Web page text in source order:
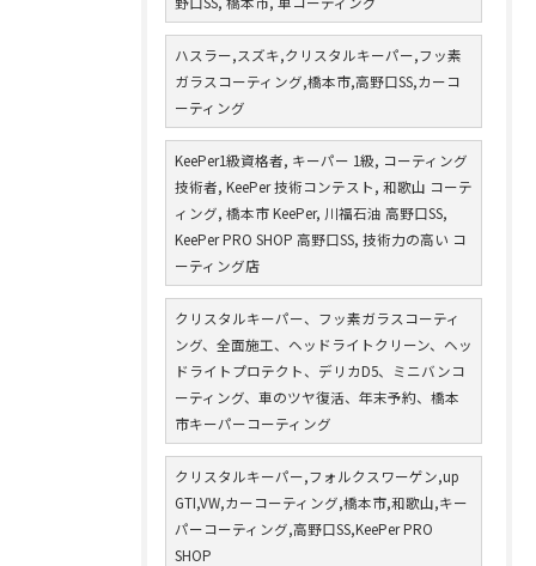
ハスラー,スズキ,クリスタルキーパー,フッ素
ガラスコーティング,橋本市,高野口SS,カーコ
ーティング
KeePer1級資格者, キーパー 1級, コーティング
技術者, KeePer 技術コンテスト, 和歌山 コーテ
ィング, 橋本市 KeePer, 川福石油 高野口SS,
KeePer PRO SHOP 高野口SS, 技術力の高い コ
ーティング店
クリスタルキーパー、フッ素ガラスコーティ
ング、全面施工、ヘッドライトクリーン、ヘッ
ドライトプロテクト、デリカD5、ミニバンコ
ーティング、車のツヤ復活、年末予約、橋本
市キーパーコーティング
クリスタルキーパー,フォルクスワーゲン,up
GTI,VW,カーコーティング,橋本市,和歌山,キー
パーコーティング,高野口SS,KeePer PRO
SHOP